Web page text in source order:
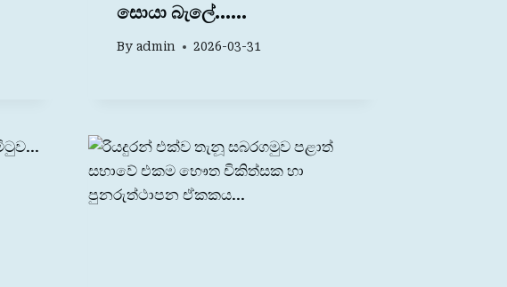
සොයා බැලේ……
By admin 2026-03-31